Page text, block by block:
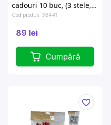
cadouri 10 buc, (3 stele, 4
etichete, ghirlanda, 2
panglici), aurii
Cod produs: 38441
89 lei
Cumpără